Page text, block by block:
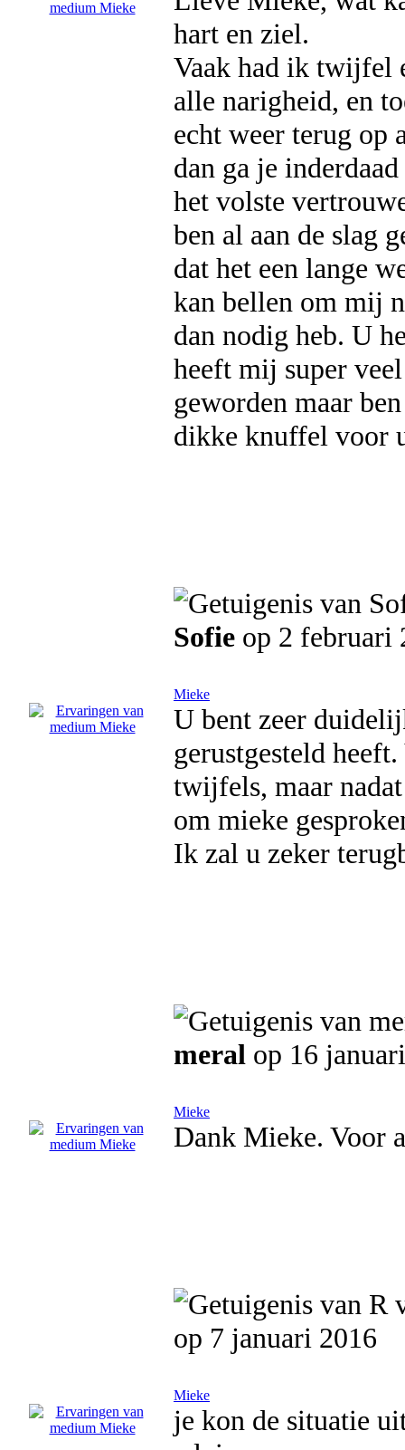
hart en ziel.
Vaak had ik twijfel
alle narigheid, en
echt weer terug op
dan ga je
het volste
ben al aan de slag
dat het een lange
kan bellen om mij
dan nodig heb. U
heeft mij super
geworden maar
dikke knuffel voor
Sofie op 2 februari
Mieke
U bent zeer
gerustgesteld
twijfels, maar
om mieke
Ik zal u zeker
meral op 16
Mieke
Dank Mieke. Voor
op 7 januari 2016
Mieke
je kon de situatie